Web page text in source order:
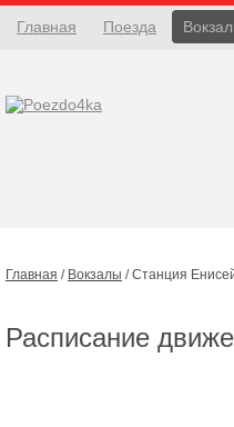
Главная Поезда
Главная / Вокзалы /Станция
Расписание